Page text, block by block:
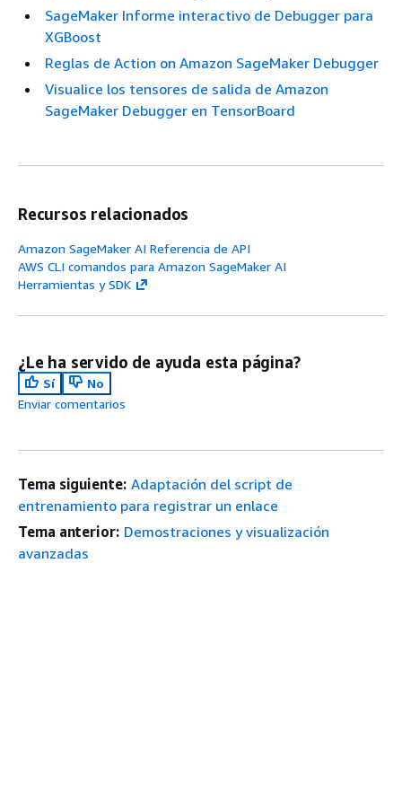
SageMaker Informe interactivo de Debugger para
XGBoost
Reglas de Action on Amazon SageMaker Debugger
Visualice los tensores de salida de Amazon
SageMaker Debugger en TensorBoard
Recursos relacionados
Amazon SageMaker AI Referencia de API
AWS CLI comandos para Amazon SageMaker AI
Herramientas y SDK
¿Le ha servido de ayuda esta página?
Sí
No
Enviar comentarios
Tema siguiente: Adaptación del script de
entrenamiento para registrar un enlace
Tema anterior: Demostraciones y visualización
avanzadas